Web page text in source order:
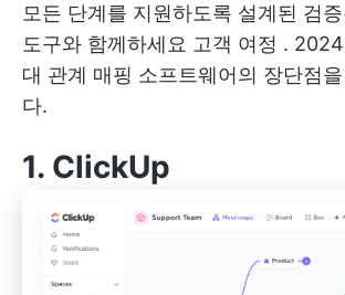
모든 단계를 지원하도록 설계된 검
도구와 함께하세요 고객 여정 .
대 관계 매핑 소프트웨어의 장단점
다.
1. ClickUp